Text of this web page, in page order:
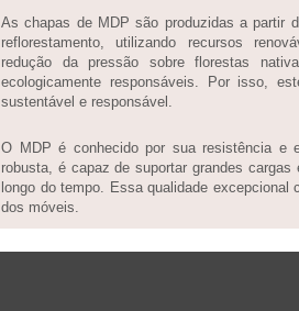
As chapas de MDP são produzidas a partir
reflorestamento, utilizando recursos
redução da pressão sobre florestas
ecologicamente responsáveis. Por isso,
sustentável e responsável.
O MDP é conhecido por sua resistência e
robusta, é capaz de suportar grandes
longo do tempo. Essa qualidade excepcional
dos móveis.